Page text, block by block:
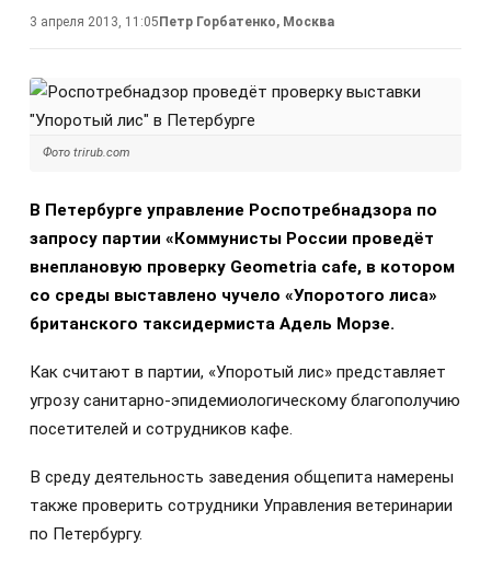
3 апреля 2013, 11:05 Петр Горбатенко, Москва
Фото trirub.com
В Петербурге управление Роспотребнадзора по
запросу партии «Коммунисты России проведёт
внеплановую проверку Geometria cafe, в котором
со среды выставлено чучело «Упоротого лиса»
британского таксидермиста Адель Морзе.
Как считают в партии, «Упоротый лис» представляет
угрозу санитарно-эпидемиологическому благополучию
посетителей и сотрудников кафе.
В среду деятельность заведения общепита намерены
также проверить сотрудники Управления ветеринарии
по Петербургу.